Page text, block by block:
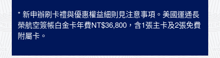
* 新申辦刷卡禮與優惠權益細則見注意事項。美國運通長
榮航空簽帳白金卡年費NT$36,800，含1張主卡及2張免費
附屬卡。